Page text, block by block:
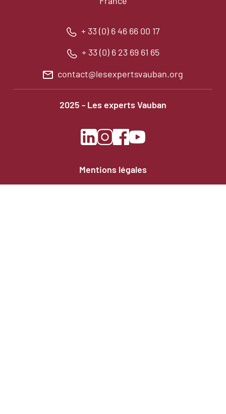
+ 33 (0) 6 46 66 00 17
+ 33 (0) 6 23 69 61 65
contact@lesexpertsvauban.org
2025 - Les experts Vauban
Social
Menu
Pied
Mentions légales